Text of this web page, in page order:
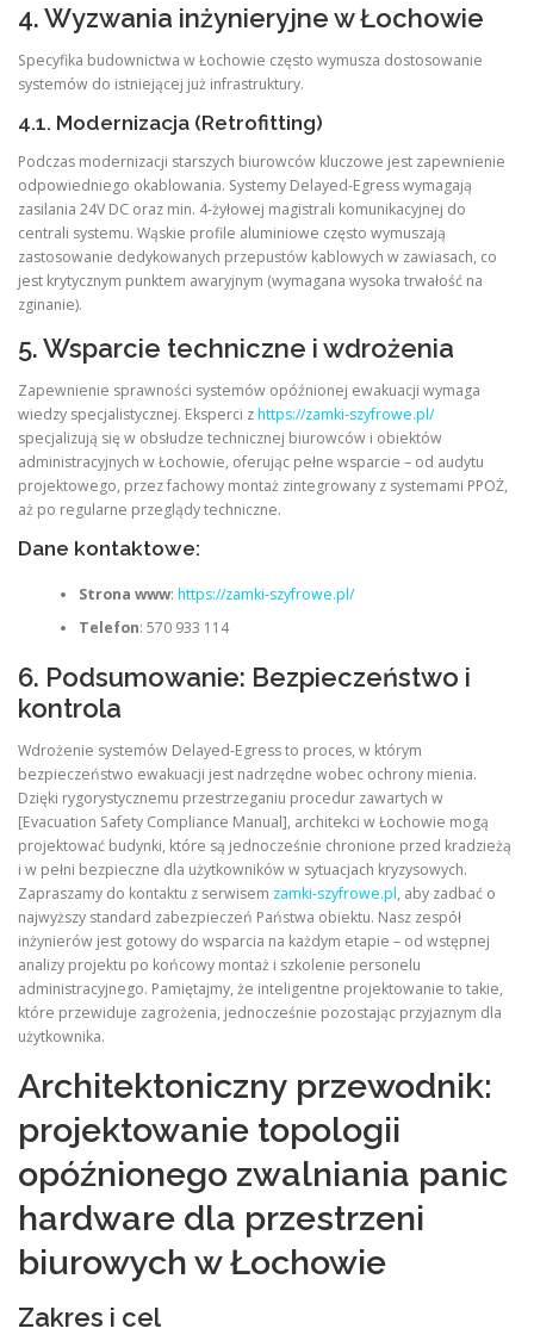
4. Wyzwania inżynieryjne w Łochowie
Specyfika budownictwa w Łochowie często wymusza dostosowanie
systemów do istniejącej już infrastruktury.
4.1. Modernizacja (Retrofitting)
Podczas modernizacji starszych biurowców kluczowe jest zapewnienie
odpowiedniego okablowania. Systemy Delayed-Egress wymagają
zasilania 24V DC oraz min. 4-żyłowej magistrali komunikacyjnej do
centrali systemu. Wąskie profile aluminiowe często wymuszają
zastosowanie dedykowanych przepustów kablowych w zawiasach, co
jest krytycznym punktem awaryjnym (wymagana wysoka trwałość na
zginanie).
5. Wsparcie techniczne i wdrożenia
Zapewnienie sprawności systemów opóźnionej ewakuacji wymaga
wiedzy specjalistycznej. Eksperci zhttps://zamki-szyfrowe.pl/
specjalizują się w obsłudze technicznej biurowców i obiektów
administracyjnych w Łochowie, oferując pełne wsparcie – od audytu
projektowego, przez fachowy montaż zintegrowany z systemami PPOŻ,
aż po regularne przeglądy techniczne.
Dane kontaktowe:
Strona www: https://zamki-szyfrowe.pl/
Telefon: 570 933 114
6. Podsumowanie: Bezpieczeństwo i
kontrola
Wdrożenie systemów Delayed-Egress to proces, w którym
bezpieczeństwo ewakuacji jest nadrzędne wobec ochrony mienia.
Dzięki rygorystycznemu przestrzeganiu procedur zawartych w
[Evacuation Safety Compliance Manual], architekci w Łochowie mogą
projektować budynki, które są jednocześnie chronione przed kradzieżą
i w pełni bezpieczne dla użytkowników w sytuacjach kryzysowych.
Zapraszamy do kontaktu z serwisem zamki-szyfrowe.pl, aby zadbać o
najwyższy standard zabezpieczeń Państwa obiektu. Nasz zespół
inżynierów jest gotowy do wsparcia na każdym etapie – od wstępnej
analizy projektu po końcowy montaż i szkolenie personelu
administracyjnego. Pamiętajmy, że inteligentne projektowanie to takie,
które przewiduje zagrożenia, jednocześnie pozostając przyjaznym dla
użytkownika.
Architektoniczny przewodnik:
projektowanie topologii
opóźnionego zwalniania panic
hardware dla przestrzeni
biurowych w Łochowie
Zakres i cel